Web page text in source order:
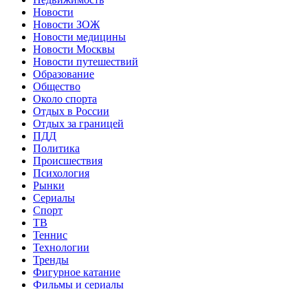
Новости
Новости ЗОЖ
Новости медицины
Новости Москвы
Новости путешествий
Образование
Общество
Около спорта
Отдых в России
Отдых за границей
ПДД
Политика
Происшествия
Психология
Рынки
Сериалы
Спорт
ТВ
Теннис
Технологии
Тренды
Фигурное катание
Фильмы и сериалы